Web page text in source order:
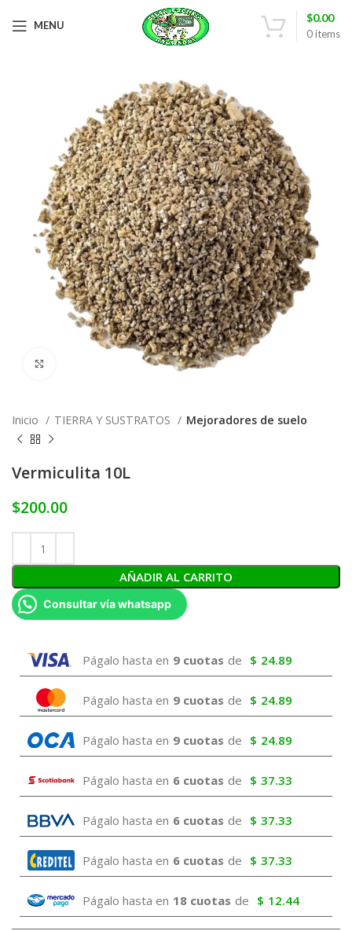
MENU
0items
$0.00
Inicio TIERRA Y SUSTRATOS Mejoradores de suelo
Vermiculita 10L
$200.00
AÑADIR AL CARRITO
Consultar vía whatsapp
Págalo hasta en 9 cuotas de $ 24.89
Págalo hasta en 9 cuotas de $ 24.89
Págalo hasta en 9 cuotas de $ 24.89
Págalo hasta en 6 cuotas de $ 37.33
Págalo hasta en 6 cuotas de $ 37.33
Págalo hasta en 6 cuotas de $ 37.33
Págalo hasta en 18 cuotas de $ 12.44